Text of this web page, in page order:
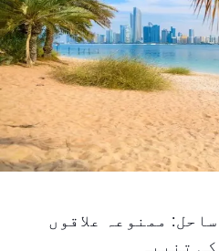
ممنوعہ علاقوں
تنبیہ